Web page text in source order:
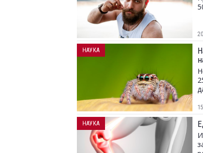
НАУКА
НАУКА